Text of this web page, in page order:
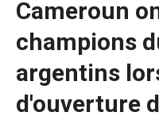
Cameroun
champions
argentins
d'ouverture
du site web.
Statistiques
Afin
d'améliorer la